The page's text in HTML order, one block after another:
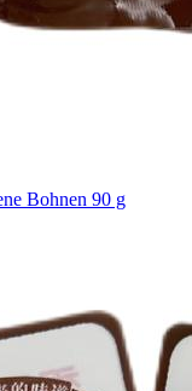
Bohnen 90 g